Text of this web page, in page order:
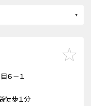
６－１
徒歩１分